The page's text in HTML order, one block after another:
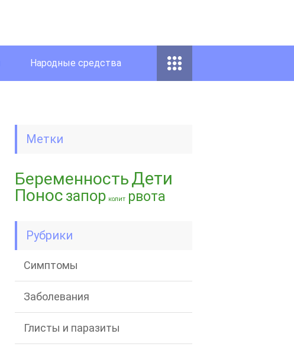
Народные средства
Метки
БеременностьДети
Понос запор колит рвота
Рубрики
Симптомы
Заболевания
Глисты и паразиты